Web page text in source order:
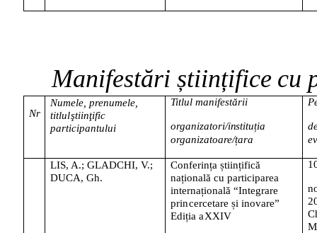
Manifestări științifice cu
Nr
Numele, prenumele,
titlulştiinţific
participantului
Titlul manifestării
organizatori/instituția
organizatoare/țara
LIS, A.; GLADCHI, V.;
DUCA, Gh.
Conferința științifică
națională cu participarea
internațională “Integrare
princercetare și inovare”
Ediția aXXIV